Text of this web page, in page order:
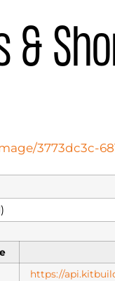
&
3773dc3c-
https://